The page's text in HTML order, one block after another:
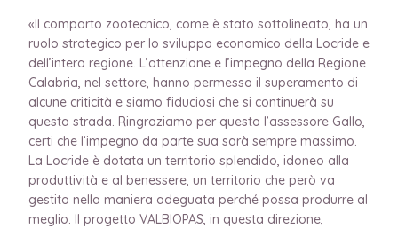
«Il comparto zootecnico, come è stato sottolineato, ha un
ruolo strategico per lo sviluppo economico della Locride e
dell’intera regione. L’attenzione e l’impegno della Regione
Calabria, nel settore, hanno permesso il superamento di
alcune criticità e siamo fiduciosi che si continuerà su
questa strada. Ringraziamo per questo l’assessore Gallo,
certi che l’impegno da parte sua sarà sempre massimo.
La Locride è dotata un territorio splendido, idoneo alla
produttività e al benessere, un territorio che però va
gestito nella maniera adeguata perché possa produrre al
meglio. Il progetto VALBIOPAS, in questa direzione,